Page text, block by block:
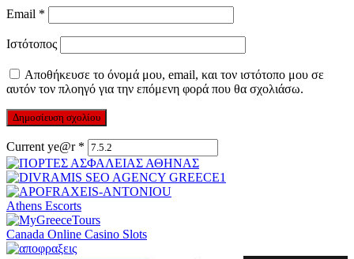
Email *
Ιστότοπος
Αποθήκευσε το όνομά μου, email, και τον ιστότοπο μου σε
αυτόν τον πλοηγό για την επόμενη φορά που θα σχολιάσω.
Current ye@r *
Athens Escorts
Canada Online Casino Slots